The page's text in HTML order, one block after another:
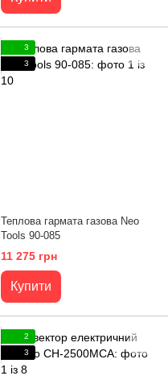
3
3
Теплова гармата газова Neo
Tools 90-085
11 275 грн
Купити
2
3